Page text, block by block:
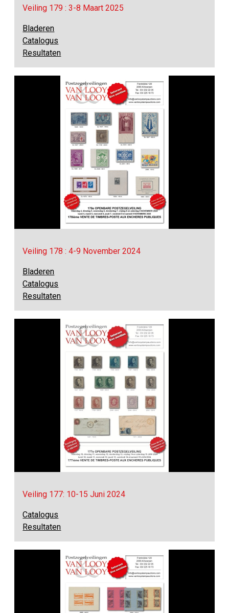
Veiling 179 : 3-8 Maart 2025
Bladeren
Catalogus
Resultaten
Veiling 178 : 4-9 November 2024
Bladeren
Catalogus
Resultaten
Veiling 177: 10-15 Juni 2024
Catalogus
Resultaten